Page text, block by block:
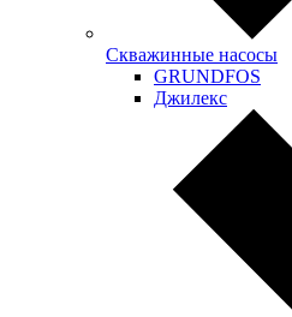
Скважинные насосы
GRUNDFOS
Джилекс